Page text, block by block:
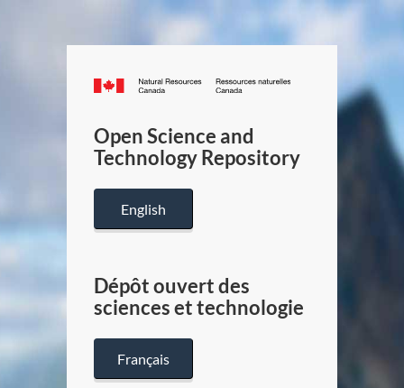
Canada.ca
/
Canada
Open Science and
Technology Repository
English
Dépôt ouvert des
sciences et technologie
Français